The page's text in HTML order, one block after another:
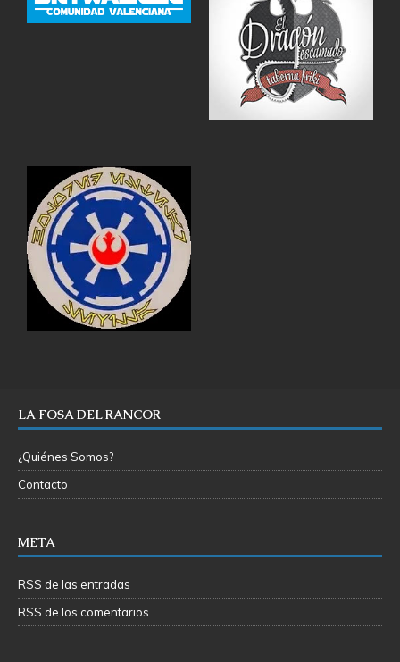
LA FOSA DEL RANCOR
¿Quiénes Somos?
Contacto
META
RSS de las entradas
RSS de los comentarios